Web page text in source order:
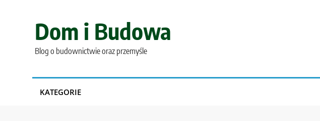
Dom i Budowa
Blog o budownictwie oraz przemyśle
KATEGORIE